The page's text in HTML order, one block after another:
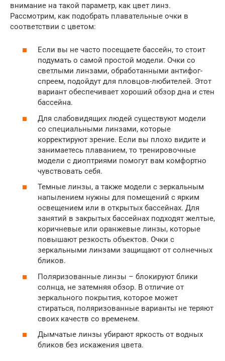
внимание на такой параметр, как цвет линз.
Рассмотрим, как подобрать плавательные очки в
соответствии с цветом:
Если вы не часто посещаете бассейн, то стоит
подумать о самой простой модели. Очки со
светлыми линзами, обработанными антифог-
спреем, подойдут для пловцов-любителей. Этот
вариант обеспечивает хороший обзор дна и стен
бассейна.
Для слабовидящих людей существуют модели
со специальными линзами, которые
корректируют зрение. Если вы плохо видите и
занимаетесь плаванием, то тренировочные
модели с диоптриями помогут вам комфортно
чувствовать себя.
Темные линзы, а также модели с зеркальным
напылением нужны для помещений с ярким
освещением или в открытых бассейнах. Для
занятий в закрытых бассейнах подходят желтые,
коричневые или оранжевые линзы, которые
повышают резкость объектов. Очки с
зеркальными линзами защищают от солнечных
бликов.
Поляризованные линзы – блокируют блики
солнца, не затемняя обзор. В отличие от
зеркального покрытия, которое может
стираться, поляризованные варианты не теряют
своих качеств со временем.
Дымчатые линзы убирают яркость от водных
бликов без искажения цвета.